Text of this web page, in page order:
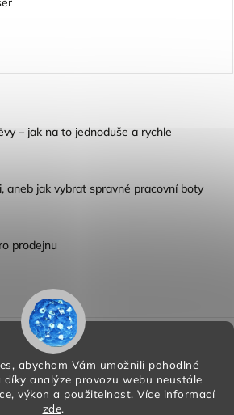
abychom Vám umožnili pohodlné
díky analýze provozu webu neustále
výkon a použitelnost. Více informací
zde.
– jak na to jednoduše a rychle
aneb jak vybrat spravné pracovní boty
prodejnu
zboží
ochrany osobních údajů